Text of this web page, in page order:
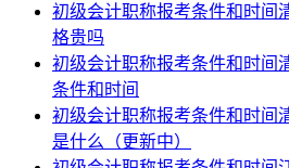
初级会计职称报考条件和时间
格贵吗
初级会计职称报考条件和时间
条件和时间
初级会计职称报考条件和时间
是什么（更新中）